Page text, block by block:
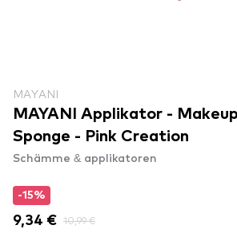
MAYANI
MAYANI Applikator -
Sponge - Pink Creation
Schämme & applikatoren
-15%
9,34 € 10,99 €